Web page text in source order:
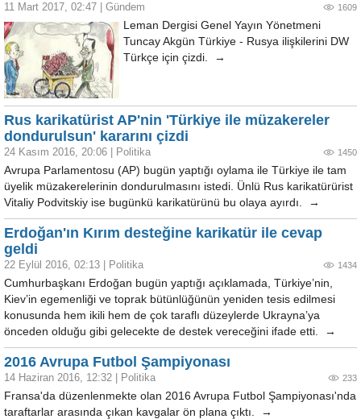
11 Mart 2017, 02:47 Gündem 1609
Leman Dergisi Genel Yayın Yönetmeni
Tuncay Akgün Türkiye - Rusya ilişkilerini DW
Türkçe için çizdi. →
Rus karikatürist AP'nin 'Türkiye ile müzakereler
dondurulsun' kararını çizdi
24 Kasım 2016, 20:06 Politika 1450
Avrupa Parlamentosu (AP) bugün yaptığı oylama ile Türkiye ile tam
üyelik müzakerelerinin dondurulmasını istedi. Ünlü Rus karikatürürist
Vitaliy Podvitskiy ise bugünkü karikatürünü bu olaya ayırdı. →
Erdoğan'ın Kırım desteğine karikatür ile cevap
geldi
22 Eylül 2016, 02:13 Politika 1434
Cumhurbaşkanı Erdoğan bugün yaptığı açıklamada, Türkiye’nin,
Kiev’in egemenliği ve toprak bütünlüğünün yeniden tesis edilmesi
konusunda hem ikili hem de çok taraflı düzeylerde Ukrayna’ya
önceden olduğu gibi gelecekte de destek vereceğini ifade etti. →
2016 Avrupa Futbol Şampiyonası
14 Haziran 2016, 12:32 Politika 233
Fransa'da düzenlenmekte olan 2016 Avrupa Futbol Şampiyonası'nda
taraftarlar arasında çıkan kavgalar ön plana çıktı. →